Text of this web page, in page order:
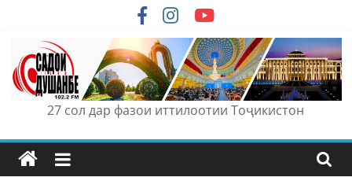
content
27 сол дар фазои иттилоотии Тоҷикистон